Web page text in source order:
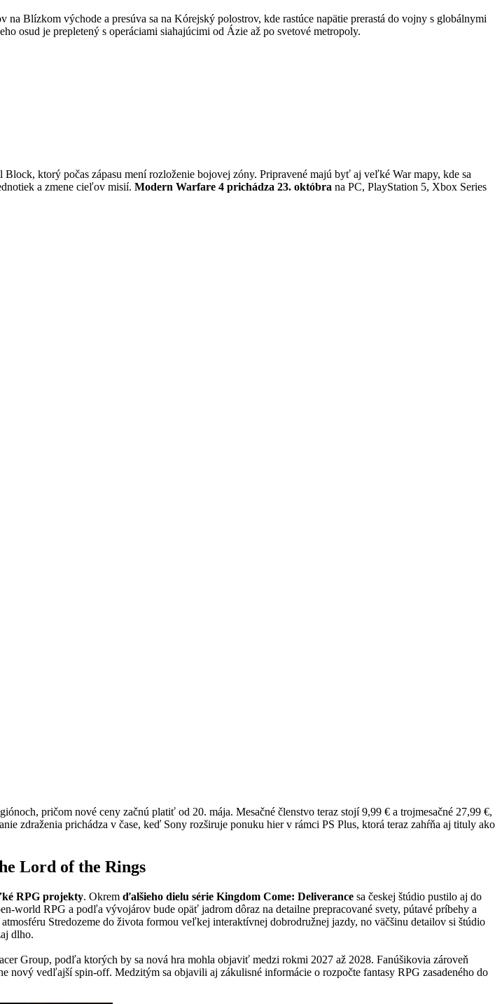
Blízkom východe a presúva sa na Kórejský polostrov, kde rastúce napätie prerastá do vojny s globálnymi
osud je prepletený s operáciami siahajúcimi od Ázie až po svetové metropoly.
ktorý počas zápasu mení rozloženie bojovej zóny. Pripravené majú byť aj veľké War mapy, kde sa
a zmene cieľov misií. Modern Warfare 4 prichádza 23. októbra na PC, PlayStation 5, Xbox Series
pričom nové ceny začnú platiť od 20. mája. Mesačné členstvo teraz stojí 9,99 € a trojmesačné 27,99 €,
zdraženia prichádza v čase, keď Sony rozširuje ponuku hier v rámci PS Plus, ktorá teraz zahŕňa aj tituly ako
Lord of the Rings
RPG projekty. Okrem ďalšieho dielu série Kingdom Come: Deliverance sa českej štúdio pustilo aj do
world RPG a podľa vývojárov bude opäť jadrom dôraz na detailne prepracované svety, pútavé príbehy a
Stredozeme do života formou veľkej interaktívnej dobrodružnej jazdy, no väčšinu detailov si štúdio
dlho.
Group, podľa ktorých by sa nová hra mohla objaviť medzi rokmi 2027 až 2028. Fanúšikovia zároveň
nový vedľajší spin-off. Medzitým sa objavili aj zákulisné informácie o rozpočte fantasy RPG zasadeného do